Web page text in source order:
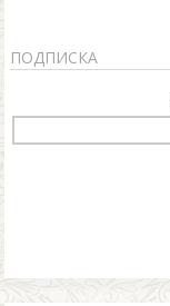
ПОДПИСКА